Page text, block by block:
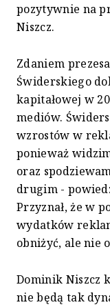
pozytywnie na
Niszcz.
Zdaniem
Świderskiego
kapitałowej w
mediów.
wzrostów w
ponieważ
oraz
drugim -
Przyznał, że w
wydatków
obniżyć, ale nie
Dominik Niszcz
nie będą tak